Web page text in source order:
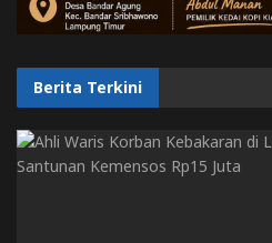
Berita Terkini